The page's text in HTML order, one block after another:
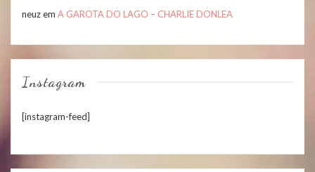
neuzem A GAROTA DO LAGO – CHARLIE DONLEA
Instagram
[instagram-feed]